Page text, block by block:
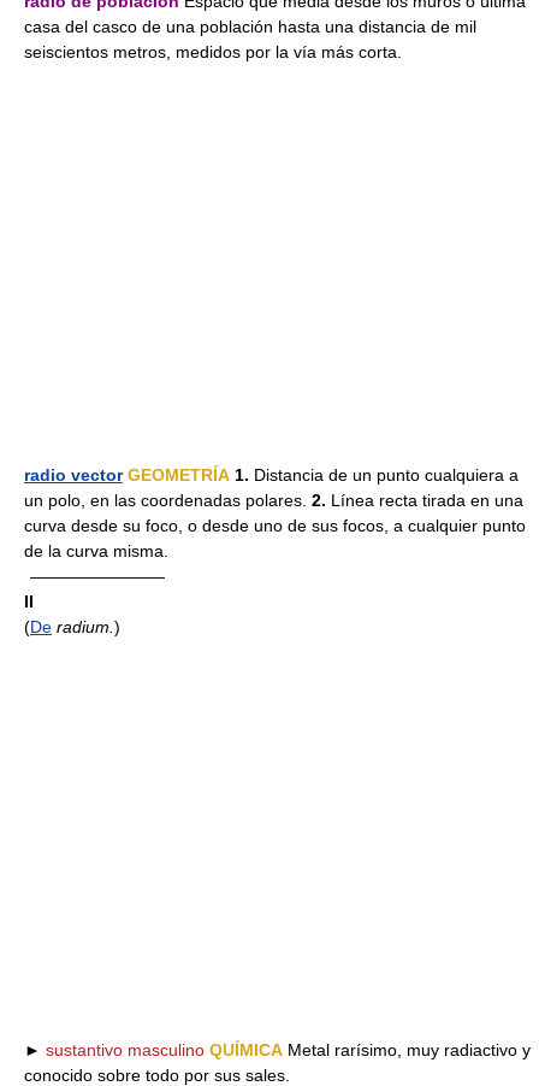
casa del casco de una población hasta una distancia de mil
seiscientos metros, medidos por la vía más corta.
radio vector GEOMETRÍA 1. Distancia de un punto cualquiera a
un polo, en las coordenadas polares. 2. Línea recta tirada en una
curva desde su foco, o desde uno de sus focos, a cualquier punto
de la curva misma.
————————
II
(De radium. )
► sustantivo masculino QUÍMICA Metal rarísimo, muy radiactivo y
conocido sobre todo por sus sales.